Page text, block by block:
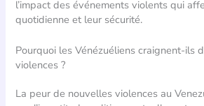
l’impact des événements violents qui
quotidienne et leur sécurité.
Pourquoi les Vénézuéliens craignent-ils
violences ?
La peur de nouvelles violences au